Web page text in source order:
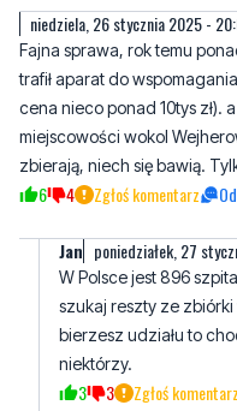
To ludzie wychodzili z sali
6 5 Zgłoś komentarz
niedziela, 26 stycznia 2025 -
Fajna sprawa, rok temu
trafił aparat do
cena nieco ponad 10tys zł).
zbierają, niech się bawią.
4 Zgłoś komentarz
Jan poniedziałek, 27
W Polsce jest 896
szukaj reszty ze zbiórki